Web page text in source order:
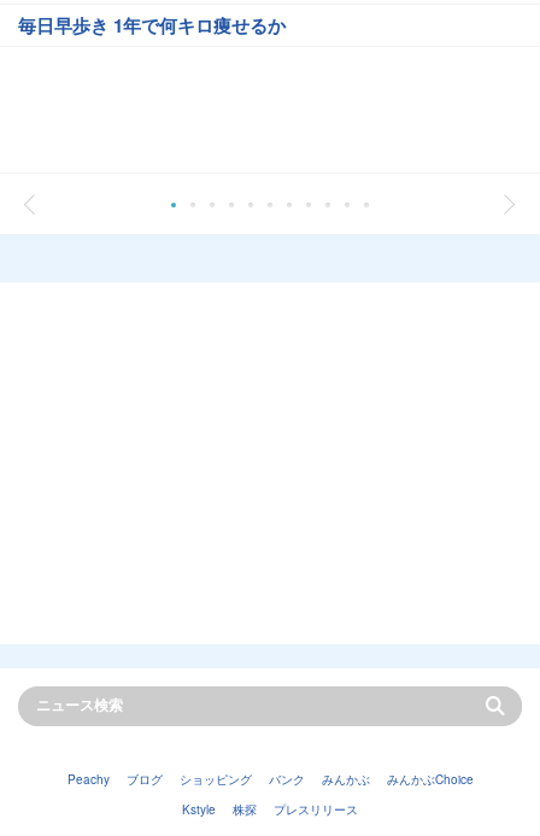
毎日早歩き 1年で何キロ痩せるか
Peachy ブログ ショッピング バンク みんかぶ
みんかぶChoice
Kstyle
株探 プレスリリース